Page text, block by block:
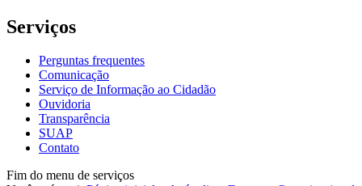
Serviços
Perguntas frequentes
Comunicação
Serviço de Informação ao Cidadão
Ouvidoria
Transparência
SUAP
Contato
Fim do menu de serviços